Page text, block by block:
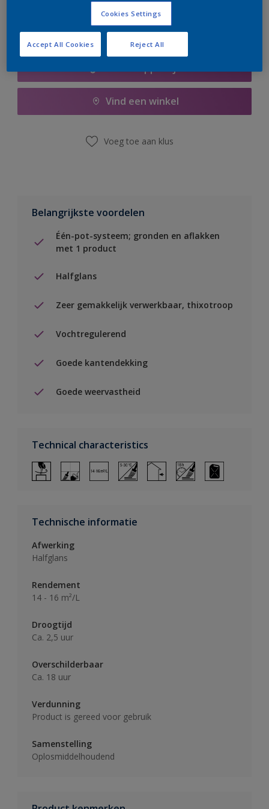
Vind een winkel
Voeg toe aan klus
Belangrijkste voordelen
Één-pot-systeem; gronden en aflakken
met 1 product
Halfglans
Zeer gemakkelijk verwerkbaar, thixotroop
Vochtregulerend
Goede kantendekking
Goede weervastheid
Technical characteristics
Technische informatie
Afwerking
Halfglans
Rendement
14 - 16 m²/L
Droogtijd
Ca. 2,5 uur
Overschilderbaar
Ca. 18 uur
Verdunning
Product is gereed voor gebruik
Samenstelling
Oplosmiddelhoudend
Cookies Settings
Reject All
Accept All Cookies